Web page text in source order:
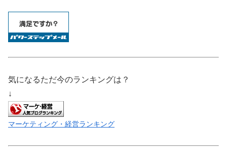
気になるただ今のランキングは？
↓
マーケティング・経営ランキング